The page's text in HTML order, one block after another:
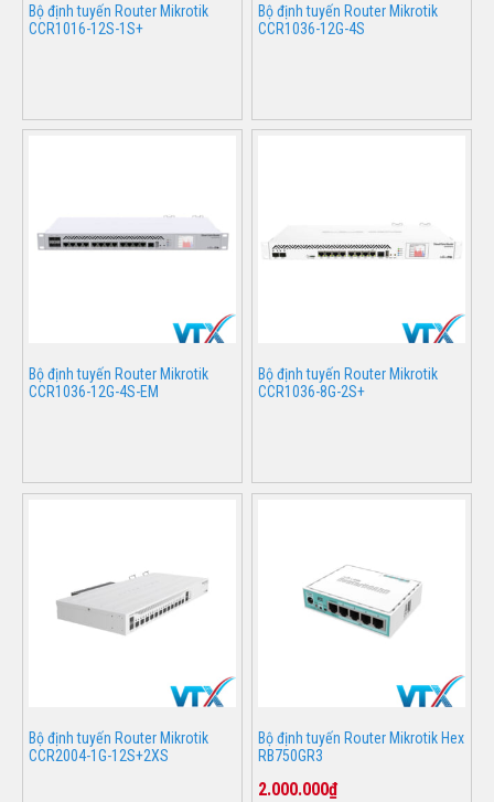
Bộ định tuyến Router Mikrotik
CCR1016-12S-1S+
Bộ định tuyến Router Mikrotik
CCR1036-12G-4S
Bộ định tuyến Router Mikrotik
CCR1036-12G-4S-EM
Bộ định tuyến Router Mikrotik
CCR1036-8G-2S+
Bộ định tuyến Router Mikrotik
CCR2004-1G-12S+2XS
Bộ định tuyến Router Mikrotik Hex
RB750GR3
2.000.000₫